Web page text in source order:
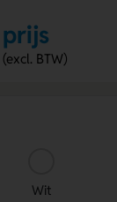
side met je
een prijs op.
nemen
makkelijk
naam of eigen
BTW)
Wit